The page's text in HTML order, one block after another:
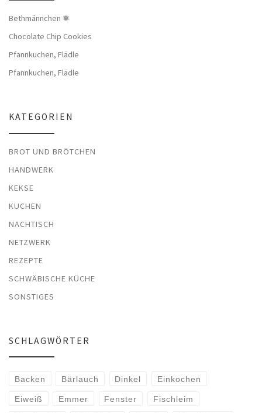
Bethmännchen ❅
Chocolate Chip Cookies
Pfannkuchen, Flädle
Pfannkuchen, Flädle
KATEGORIEN
BROT UND BRÖTCHEN
HANDWERK
KEKSE
KUCHEN
NACHTISCH
NETZWERK
REZEPTE
SCHWÄBISCHE KÜCHE
SONSTIGES
SCHLAGWÖRTER
Backen Bärlauch Dinkel Einkochen
Eiweiß Emmer Fenster Fischleim